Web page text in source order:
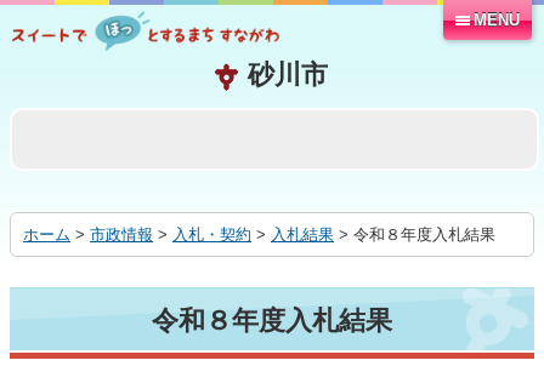
る
MENU
ホーム > 市政情報 > 入札・契約 > 入札結果 > 令和８年度入札結果
令和８年度入札結果